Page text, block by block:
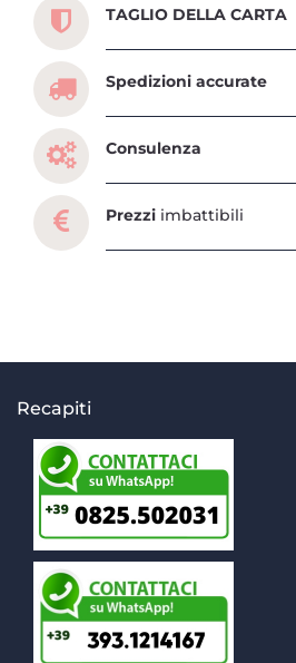
TAGLIO DELLA CARTA
Spedizioni accurate
Consulenza
Prezzi imbattibili
Recapiti